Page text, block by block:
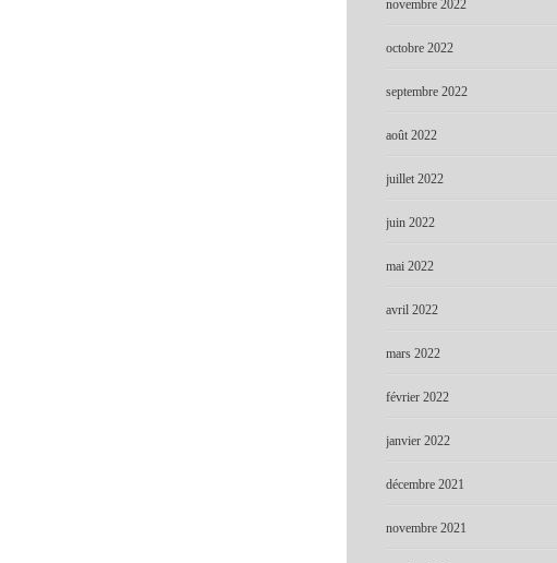
novembre 2022
octobre 2022
septembre 2022
août 2022
juillet 2022
juin 2022
mai 2022
avril 2022
mars 2022
février 2022
janvier 2022
décembre 2021
novembre 2021